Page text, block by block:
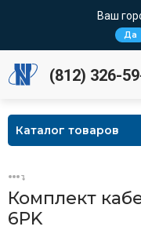
Ваш
Да
(812) 326-
Каталог товаров
Комплект
6PK